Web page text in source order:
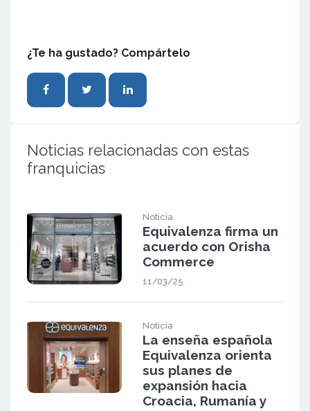
¿Te ha gustado? Compártelo
Noticias relacionadas con estas
franquicias
Noticia
Equivalenza firma un
acuerdo con Orisha
Commerce
11/03/25
Noticia
La enseña española
Equivalenza orienta
sus planes de
expansión hacia
Croacia, Rumanía y